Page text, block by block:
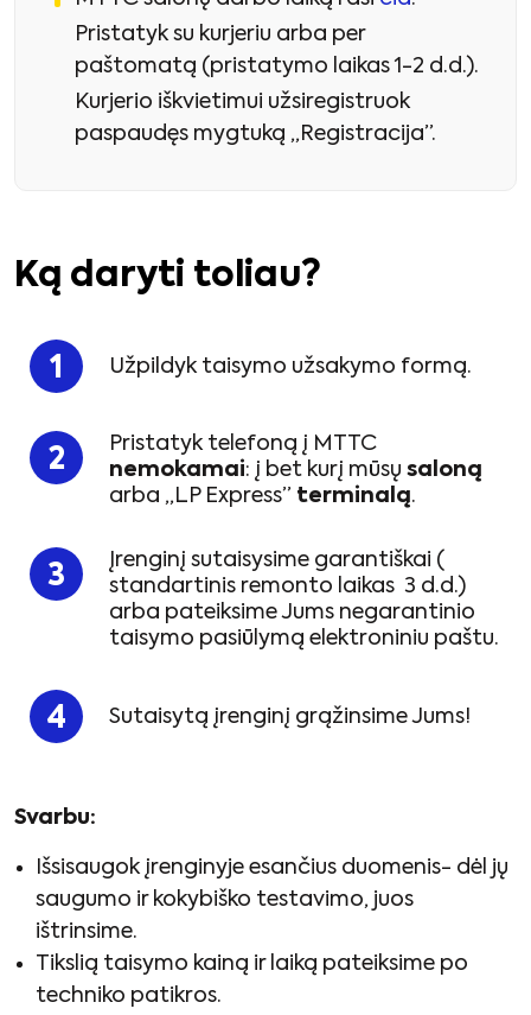
Pristatyk su kurjeriu arba per
paštomatą (pristatymo laikas 1-2 d.d.).
Kurjerio iškvietimui užsiregistruok
paspaudęs mygtuką „Registracija”.
Ką daryti toliau?
Užpildyk taisymo užsakymo formą.
Pristatyk telefoną į MTTC
nemokamai: į bet kurį mūsų saloną
arba „LP Express” terminalą.
Įrenginį sutaisysime garantiškai (
standartinis remonto laikas 3 d.d.)
arba pateiksime Jums negarantinio
taisymo pasiūlymą elektroniniu paštu.
Sutaisytą įrenginį grąžinsime Jums!
Svarbu:
Išsisaugok įrenginyje esančius duomenis- dėl jų
saugumo ir kokybiško testavimo, juos
ištrinsime.
Tikslią taisymo kainą ir laiką pateiksime po
techniko patikros.